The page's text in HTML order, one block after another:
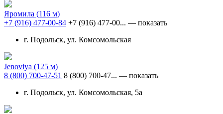
Яромила (116 м)
+7 (916) 477-00-84 +7 (916) 477-00... — показать
г. Подольск, ул. Комсомольская
Jenoviya (125 м)
8 (800) 700-47-51 8 (800) 700-47... — показать
г. Подольск, ул. Комсомольская, 5а